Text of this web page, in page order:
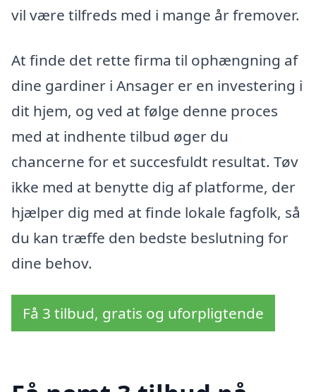
vil være tilfreds med i mange år fremover.
At finde det rette firma til ophængning af
dine gardiner i Ansager er en investering i
dit hjem, og ved at følge denne proces
med at indhente tilbud øger du
chancerne for et succesfuldt resultat. Tøv
ikke med at benytte dig af platforme, der
hjælper dig med at finde lokale fagfolk, så
du kan træffe den bedste beslutning for
dine behov.
Få 3 tilbud, gratis og uforpligtende